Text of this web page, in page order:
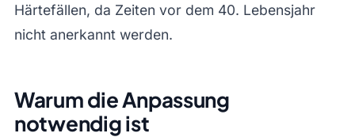
Härtefällen, da Zeiten vor dem 40. Lebensjahr
nicht anerkannt werden.
Warum die Anpassung
notwendig ist